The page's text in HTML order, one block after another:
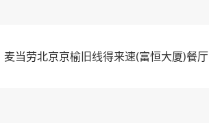
麦当劳北京京榆旧线得来速(富恒大厦)餐厅